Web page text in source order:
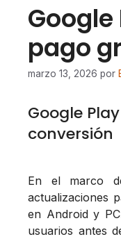
pago
marzo 13, 2026 por
Google
conversión
En el marco
actualizaciones
en Android y
usuarios antes